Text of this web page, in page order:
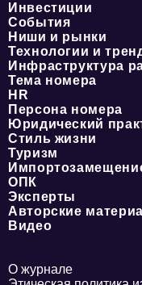
Инвестиции
События
Ниши и рынки
Технологии и
Инфраструктура
Тема номера
HR
Персона номера
Юридический
Стиль жизни
Туризм
ОПК
Эксперты
Авторские
Видео
О журнале